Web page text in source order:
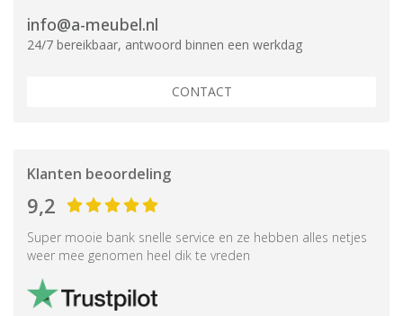
info@a-meubel.nl
24/7 bereikbaar, antwoord binnen een werkdag
CONTACT
Klanten beoordeling
9,2
Super mooie bank snelle service en ze hebben alles netjes
weer mee genomen heel dik te vreden